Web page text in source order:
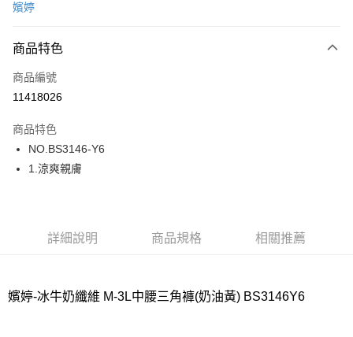
LINE Pay
街口支付
運送方式
全家取貨付款
每筆NT$80，滿NT$1,000(含以上)免運費
每筆NT$80，滿NT$1,000(含以上)免運費
嬪婷
商品特色
商品編號
11418026
商品特色
NO.BS3146-Y6
1.涼爽親膚
詳細說明 商品規格 相關推薦
嬪婷-冰牛奶纖維 M-3L中腰三角褲(奶油黃) BS3146Y6